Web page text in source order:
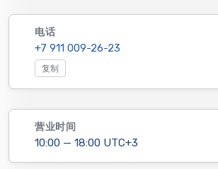
电话
+7 911 009-26-23
复制
营业时间
10:00 — 18:00 UTC+3